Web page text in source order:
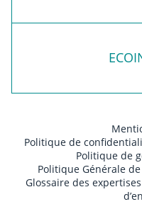
Politique de
Politique de
Politique Générale
Glossaire des